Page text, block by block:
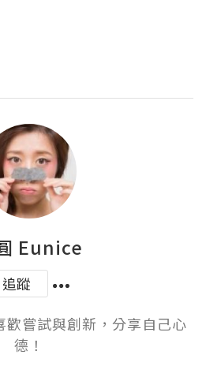
Eunice
追蹤
歡嘗試與創新，分享自己心
德！